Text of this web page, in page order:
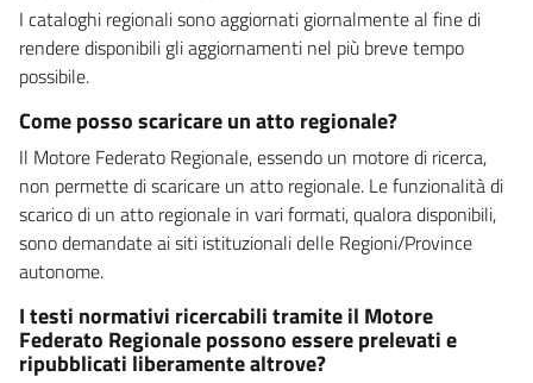
I cataloghi regionali sono aggiornati giornalmente al fine di
rendere disponibili gli aggiornamenti nel più breve tempo
possibile.
Come posso scaricare un atto regionale?
Il Motore Federato Regionale, essendo un motore di ricerca,
non permette di scaricare un atto regionale. Le funzionalità di
scarico di un atto regionale in vari formati, qualora disponibili,
sono demandate ai siti istituzionali delle Regioni/Province
autonome.
I testi normativi ricercabili tramite il Motore
Federato Regionale possono essere prelevati e
ripubblicati liberamente altrove?